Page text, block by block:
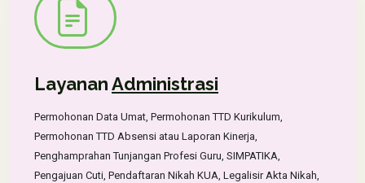
LayananAdministrasi
Permohonan Data Umat, Permohonan TTD Kurikulum,
Permohonan TTD Absensi atau Laporan Kinerja,
Penghamprahan Tunjangan Profesi Guru, SIMPATIKA,
Pengajuan Cuti, Pendaftaran Nikah KUA, Legalisir Akta Nikah,